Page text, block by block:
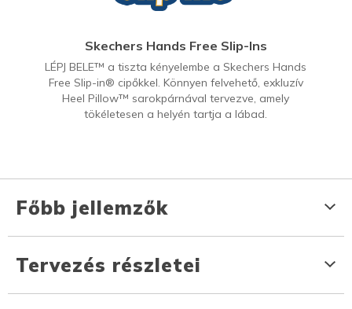
Skechers Hands Free Slip-Ins
LÉPJ BELE™ a tiszta kényelembe a Skechers Hands
Free Slip-in® cipőkkel. Könnyen felvehető, exkluzív
Heel Pillow™ sarokpárnával tervezve, amely
tökéletesen a helyén tartja a lábad.
Főbb jellemzők
Tervezés részletei